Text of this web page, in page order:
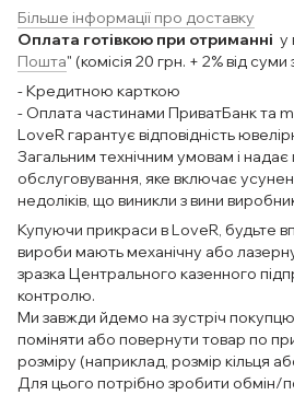
Більше інформації про доставку
Оплата готівкою при отриманні у
Пошта" (комісія 20 грн. + 2% від
- Кредитною карткою
- Оплата частинами ПриватБанк та
LoveR гарантує відповідність
Загальним технічним умовам і надає
обслуговування, яке включає
недоліків, що виникли з вини
Купуючи прикраси в LoveR, будьте
вироби мають механічну або
зразка Центрального казенного
контролю.
Ми завжди йдемо на зустріч
поміняти або повернути товар по
розміру (наприклад, розмір кільця
Для цього потрібно зробити обмін/